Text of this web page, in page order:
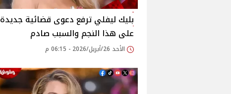
بليك ليفلي ترفع دعوى قضائية جديدة
على هذا النجم والسبب صادم
الأحد 26/أبريل/2026 - 06:15 م